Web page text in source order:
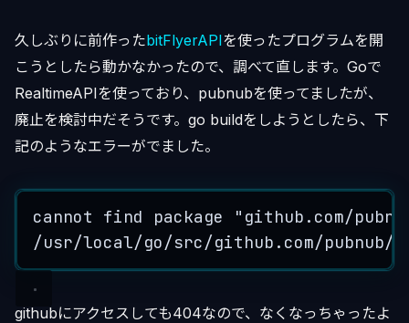
久しぶりに前作ったbitFlyerAPIを使ったプログラムを開
こうとしたら動かなかったので、調べて直します。Goで
RealtimeAPIを使っており、pubnubを使ってましたが、
廃止を検討中だそうです。go buildをしようとしたら、下
記のようなエラーがでました。
cannot find package " github.com/
/usr/local/go/src/github . com/pubnub/
githubにアクセスしても404なので、なくなっちゃったよ